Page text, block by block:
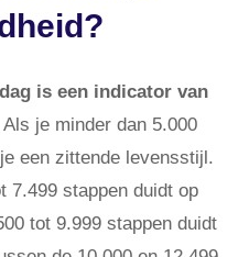
is een indicator van
Als je minder dan 5.000
een zittende levensstijl.
7.499 stappen duidt op
tot 9.999 stappen duidt